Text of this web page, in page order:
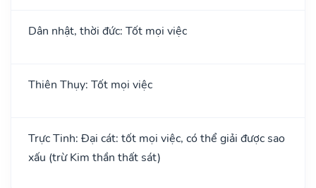
Dân nhật, thời đức: Tốt mọi việc
Thiên Thụy: Tốt mọi việc
Trực Tinh: Đại cát: tốt mọi việc, có thể giải được sao
xấu (trừ Kim thần thất sát)